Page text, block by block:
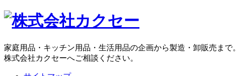
家庭用品・キッチン用品・生活用品の企画から製造・卸販売まで。
株式会社カクセーへご相談ください。